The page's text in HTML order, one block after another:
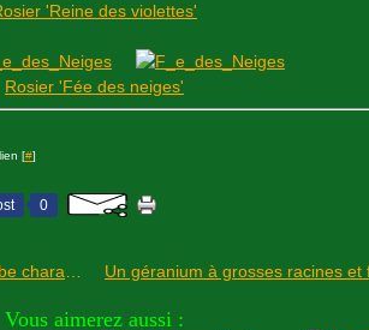
'Reine des violettes'
Rosier 'Fée des neiges'
[#]
0
Vous aimerez aussi :